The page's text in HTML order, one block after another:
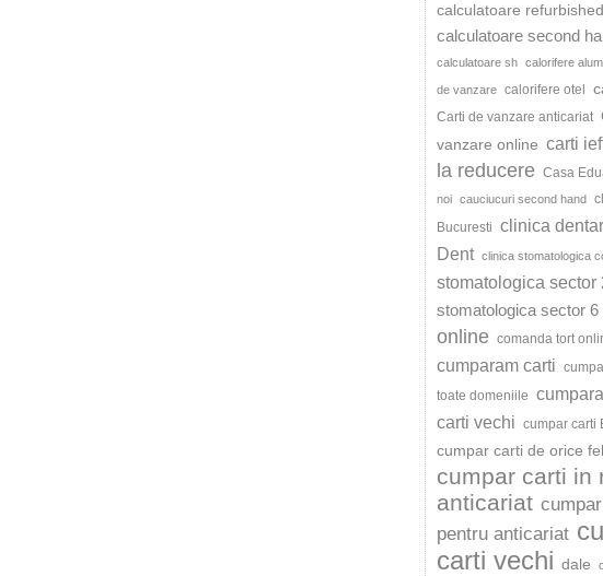
calculatoare refurbished
calculatoare second
calculatoare sh calorifere
de vanzare calorifere otel
Carti de vanzare anticariat
vanzare online carti
la reducere Casa
noi cauciucuri second hand
Bucuresti clinica
Dent clinica stomatologica
stomatologica sector
stomatologica sector 6
online comanda tort
cumparam carti
toate domeniile
carti vechi cumpar carti
cumpar carti de orice fel
cumpar carti in
anticariat
pentru anticariat
carti vechi dale